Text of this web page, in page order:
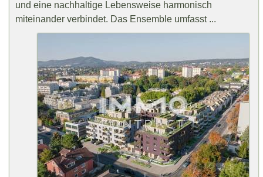
und eine nachhaltige Lebensweise harmonisch
miteinander verbindet. Das Ensemble umfasst ...